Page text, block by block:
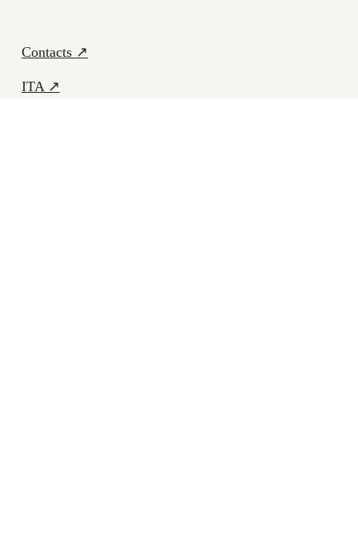
Contacts ↗
ITA ↗